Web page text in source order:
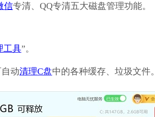
信专清、QQ专清五大磁盘管理功能。
工具”。
动清理C盘中的各种缓存、垃圾文件。